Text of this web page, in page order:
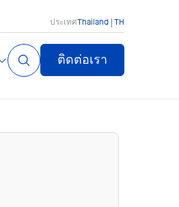
ประเทศThailand | TH
ติดต่อเรา